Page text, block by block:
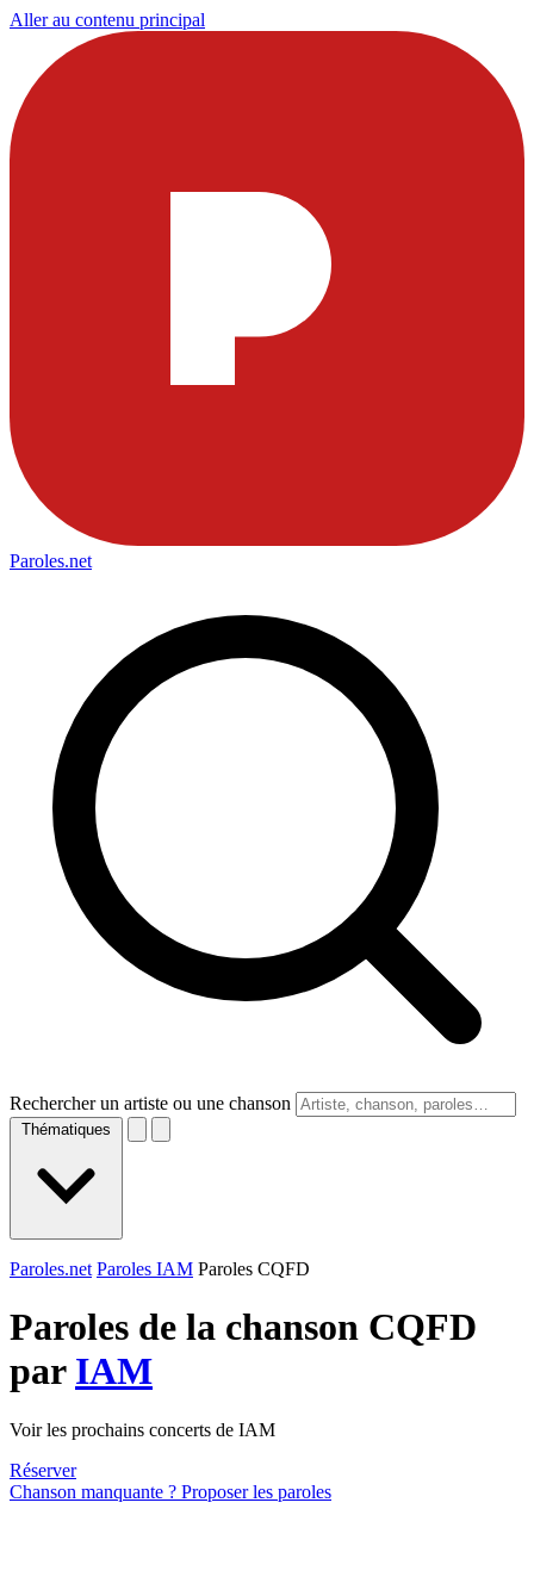
Aller au contenu principal
Paroles.net
Rechercher un artiste ou une chanson
Thématiques
Paroles.net Paroles IAM Paroles CQFD
Paroles de la chanson CQFD
par IAM
Voir les prochains concerts de IAM
Réserver
Chanson manquante ? Proposer les paroles